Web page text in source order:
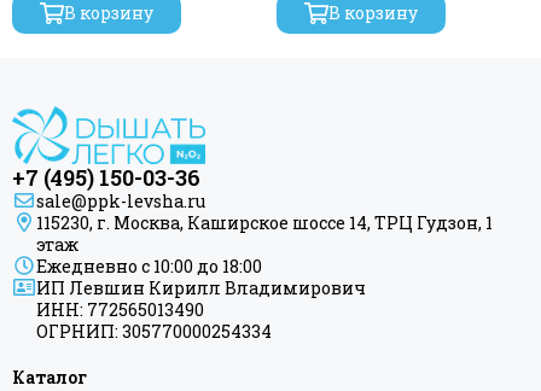
В корзину
В корзину
+7 (495) 150-03-36
sale@ppk-levsha.ru
115230, г. Москва, Каширское шоссе 14, ТРЦ Гудзон, 1
этаж
Ежедневно с 10:00 до 18:00
ИП Левшин Кирилл Владимирович
ИНН: 772565013490
ОГРНИП: 305770000254334
Каталог